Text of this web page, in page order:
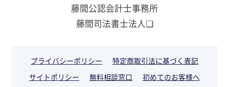
藤間公認会計士事務所
藤間司法書士法人❏
プライバシーポリシー
特定商取引法に基づく表記
サイトポリシー
無料相談窓口
初めてのお客様へ